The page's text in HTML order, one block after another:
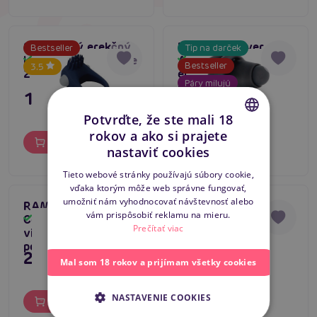
Bestseller
3.5
Stimulačný erekčný
krúžok Rings of Love
2 modrý
Skladom
11,80 €
Do košíka
Tip na darček
Bestseller
Páry milujú
Black and Silver
AGRON Cock Ring
erekčný vibračný
krúžok nabíjací 3,5
Skladom
Do košíka
RAMROD Classic Vibe
Cockring (Black),
vibračný krúžok na
penis
27,80 €
Lola Games Pure
Passion Midnight
(Wine red)
Skladom
11,80 €
Do košíka
CZECH
ENGLISH
Potvrďte, že ste mali 18
rokov a ako si prajete
nastaviť cookies
Tieto webové stránky používajú súbory cookie,
vďaka ktorým môže web správne fungovať,
umožniť nám vyhodnocovať návštevnosť alebo
vám prispôsobiť reklamu na mieru.
Prečítať viac
Mal som 18 rokov a prijímam všetky cookies
NASTAVENIE COOKIES